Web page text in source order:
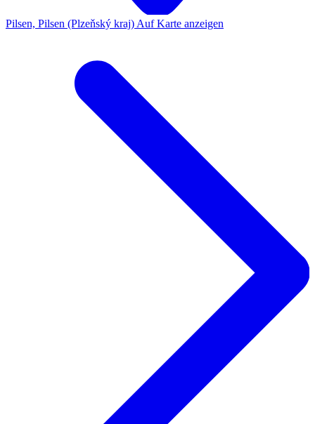
Pilsen, Pilsen (Plzeňský kraj) Auf Karte anzeigen